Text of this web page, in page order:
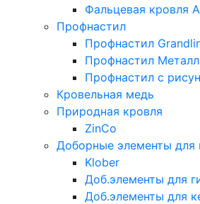
Фальцевая кровля
Профнастил
Профнастил
Профнастил
Профнастил с
Кровельная медь
Природная кровля
ZinCo
Доборные элементы для
Klober
Доб.элементы для
Доб.элементы для